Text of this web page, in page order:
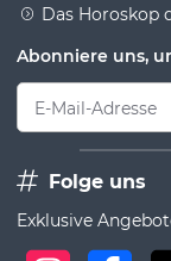
Das Horoskop
Abonniere uns,
E-Mail-Adresse
Folge uns
Exklusive